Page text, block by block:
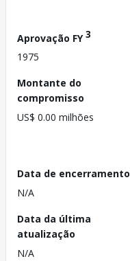
Aprovação FY3
1975
Montante do
compromisso
US$ 0.00 milhões
Data de encerramento
N/A
Data da última
atualização
N/A